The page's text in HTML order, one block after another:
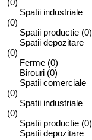
(0)
Spatii industriale
(0)
Spatii productie (0)
Spatii depozitare
(0)
Ferme (0)
Birouri (0)
Spatii comerciale
(0)
Spatii industriale
(0)
Spatii productie (0)
Spatii depozitare